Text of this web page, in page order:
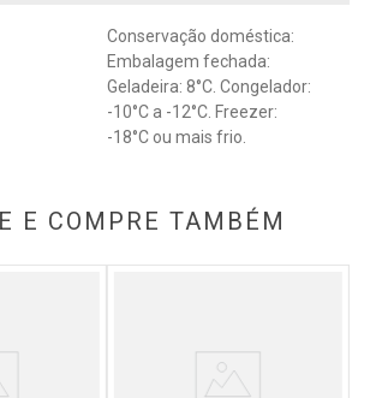
Conservação doméstica:
Embalagem fechada:
Geladeira: 8°C. Congelador:
-10°C a -12°C. Freezer:
-18°C ou mais frio.
E COMPRE TAMBÉM